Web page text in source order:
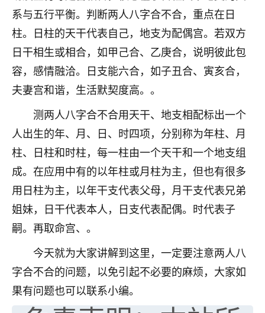
系与五行平衡。判断两人八字合不合，重点在日
柱。日柱的天干代表自己，地支为配偶宫。若双方
日干相生或相合，如甲己合、乙庚合，说明彼此包
容，感情融洽。日支能六合，如子丑合、寅亥合，
夫妻宫和谐，生活默契度高。。
测两人八字合不合用天干、地支相配标出一个
人出生的年、月、日、时四项，分别称为年柱、月
柱、日柱和时柱，每一柱由一个天干和一个地支组
成。在应用中有的以年柱或月柱为主，但也有很多
用日柱为主，以年干支代表父母，月干支代表兄弟
姐妹，日干代表本人，日支代表配偶。时代表子
嗣。再取命宫、。
今天就为大家讲解到这里，一定要注意两人八
字合不合的问题，以免引起不必要的麻烦，大家如
果有问题也可以联系小编。
1天前 来自江西 12
青春168
我也想要，我也想要！
2天前 来自山西 15
老师做不做超度法事？我想给我奶奶做超度，她今年
刚去世了。
七零老顽童 ：我母亲前年离世，刚开始我经常
做梦梦见她，后来也是朋友介绍，找到慧来老
师，安排了超度法事，做梦再也没有梦到过
了，一开始是半信半疑的，图个心安，给亡母
超度，现在看来，人不信也不行。
优秀的张同学
老师收徒吗？？我对这些很感兴趣
2天前 来自山西